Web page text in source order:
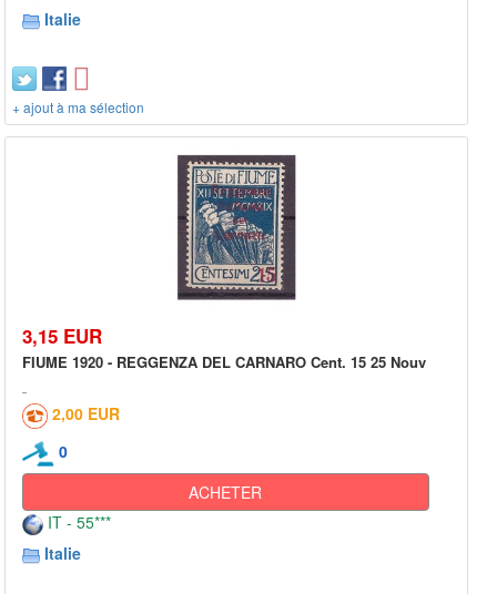
Italie
+ ajout à ma sélection
3,15 EUR
FIUME 1920 - REGGENZA DEL CARNARO Cent. 15 25 Nouv
2,00 EUR
0
ACHETER
IT - 55***
Italie